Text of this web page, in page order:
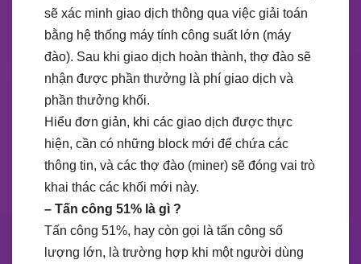
sẽ xác minh giao dịch thông qua việc giải toán
bằng hệ thống máy tính công suất lớn (máy
đào). Sau khi giao dịch hoàn thành, thợ đào sẽ
nhận được phần thưởng là phí giao dịch và
phần thưởng khối.
Hiểu đơn giản, khi các giao dịch được thực
hiện, cần có những block mới để chứa các
thông tin, và các thợ đào (miner) sẽ đóng vai trò
khai thác các khối mới này.
– Tấn công 51% là gì ?
Tấn công 51%, hay còn gọi là tấn công số
lượng lớn, là trường hợp khi một người dùng